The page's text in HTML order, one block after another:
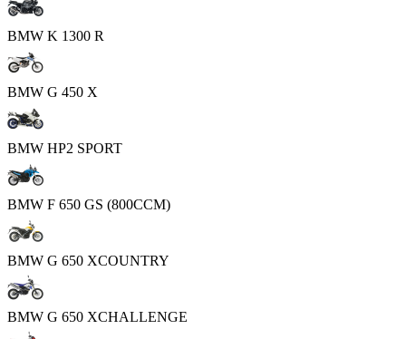
BMW K 1300 R
BMW G 450 X
BMW HP2 SPORT
BMW F 650 GS (800CCM)
BMW G 650 XCOUNTRY
BMW G 650 XCHALLENGE